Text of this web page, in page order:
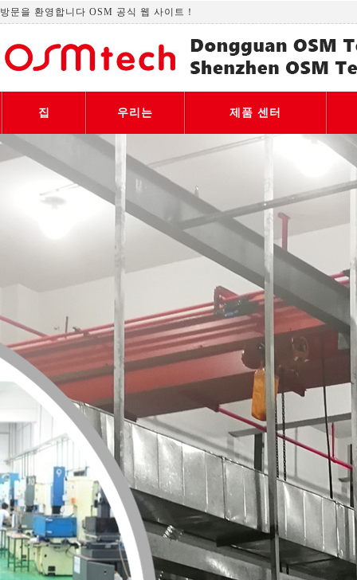
방문을 환영합니다 OSM 공식 웹 사이트！
집 우리는 제품 센터